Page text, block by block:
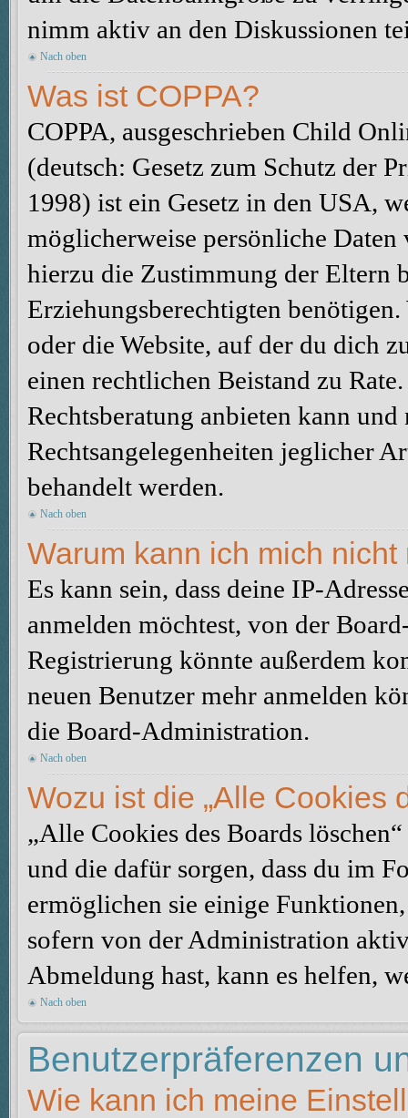
nimm aktiv an den Diskussionen
Nach oben
Was ist COPPA?
COPPA, ausgeschrieben Child
(deutsch: Gesetz zum Schutz der
1998) ist ein Gesetz in den USA,
möglicherweise persönliche
hierzu die Zustimmung der Eltern
Erziehungsberechtigten
oder die Website, auf der du dich
einen rechtlichen Beistand zu
Rechtsberatung anbieten kann
Rechtsangelegenheiten jeglicher
behandelt werden.
Nach oben
Warum kann ich mich nicht
Es kann sein, dass deine IP-
anmelden möchtest, von der
Registrierung könnte außerdem
neuen Benutzer mehr anmelden
die Board-Administration.
Nach oben
Wozu ist die „Alle Cookies
„Alle Cookies des Boards
und die dafür sorgen, dass du im
ermöglichen sie einige
sofern von der Administration
Abmeldung hast, kann es helfen,
Nach oben
Benutzerpräferenzen
Wie kann ich meine